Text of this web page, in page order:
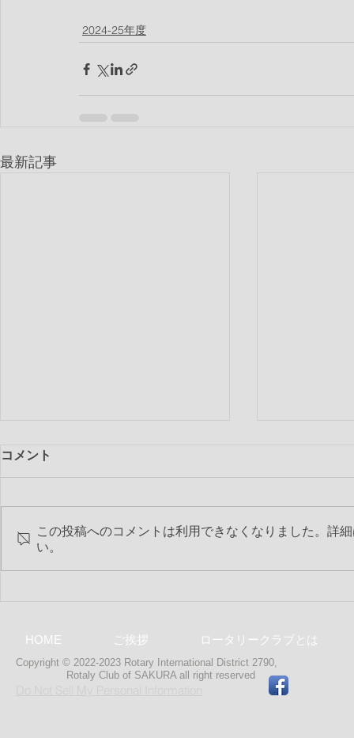
2024-25年度
最新記事
コメント
この投稿へのコメントは利用できなくなりました。詳
い。
HOME ご挨拶 ロータリークラブとは
Copyright © 2022-2023 Rotary International District 2790,
Rotaly Club of SAKURA all right reserved